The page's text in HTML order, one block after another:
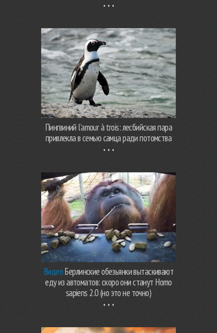
Пингвиний l’amour à trois: лесбийская пара
привлекла в семью самца ради потомства
ВидеоБерлинские обезьянки вытаскивают
еду из автоматов: скоро они станут Homo
sapiens 2.0 (но это не точно)